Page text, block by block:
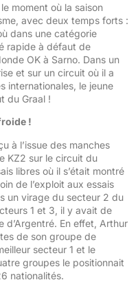
moment où la saison
avec deux temps forts :
dans une catégorie
rapide à défaut de
OK à Sarno. Dans un
et sur un circuit où il a
internationales, le jeune
du Graal !
!
à l’issue des manches
KZ2 sur le circuit du
libres où il s’était montré
de l’exploit aux essais
un virage du secteur 2 du
1 et 3, il y avait de
En effet, Arthur
de son groupe de
secteur 1 et le
groupes le positionnait
nationalités.